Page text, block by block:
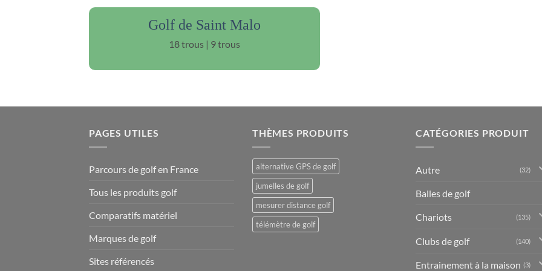
Golf de Saint Malo
18 trous | 9 trous
PAGES UTILES
Parcours de golf en France
Tous les produits golf
Comparatifs matériel
Marques de golf
Sites référencés
THÈMES PRODUITS
alternative GPS de golf
jumelles de golf
mesurer distance golf
télémètre de golf
CATÉGORIES PRODUIT
Autre (32)
Balles de golf
Chariots (135)
Clubs de golf (140)
Entrainement à la maison (3)